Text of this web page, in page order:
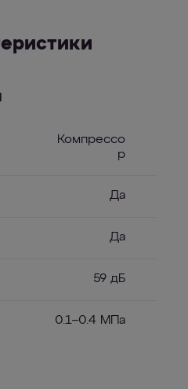
Компрессо
р
Да
Да
59 дБ
0.1–0.4 МПа